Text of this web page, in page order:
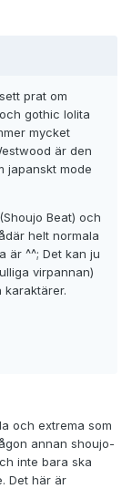
prat om
gothic lolita
mycket
är den
japanskt mode
Beat) och
helt normala
är ^^; Det kan ju
virpannan)
karaktärer.
och extrema som
annan shoujo-
inte bara ska
Det här är